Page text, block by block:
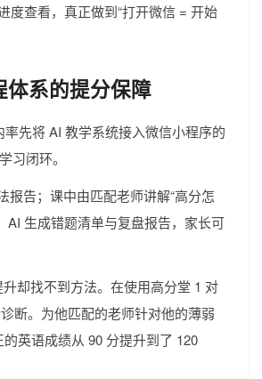
度查看，真正做到“打开微信 = 开始
系的提分保障
先将 AI 教学系统接入微信小程序的
习闭环。
告；课中由匹配老师讲解“高分怎
AI 生成错题清单与复盘报告，家长可
却找不到方法。在使用高分堂 1 对
断。为他匹配的老师针对他的薄弱
英语成绩从 90 分提升到了 120